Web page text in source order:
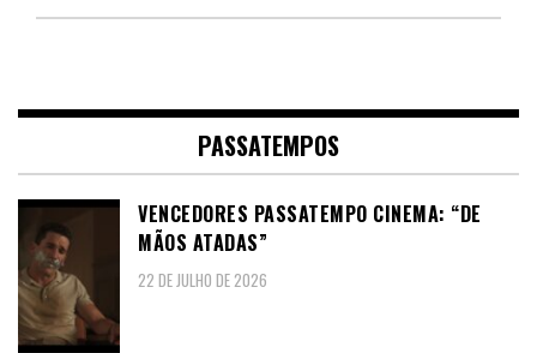
PASSATEMPOS
VENCEDORES PASSATEMPO CINEMA: “DE
MÃOS ATADAS”
22 DE JULHO DE 2026